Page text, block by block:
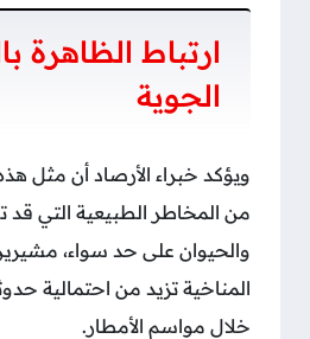
ارتباط الظاهرة
الجوية
ويؤكد خبراء الأرصاد أن مثل
من المخاطر الطبيعية التي قد
والحيوان على حد سواء،
المناخية تزيد من احتمالية
خلال مواسم الأمطار.